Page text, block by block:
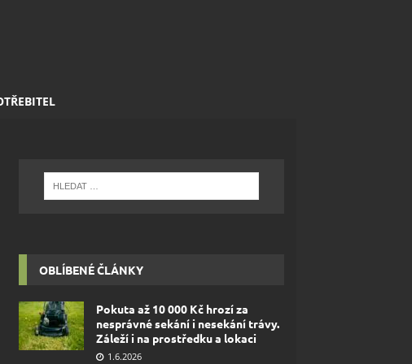
OBLÍBENÉ ČLÁNKY
Pokuta až 10 000 Kč hrozí za
nesprávné sekání i nesekání trávy.
Záleží i na prostředku a lokaci
1.6.2026